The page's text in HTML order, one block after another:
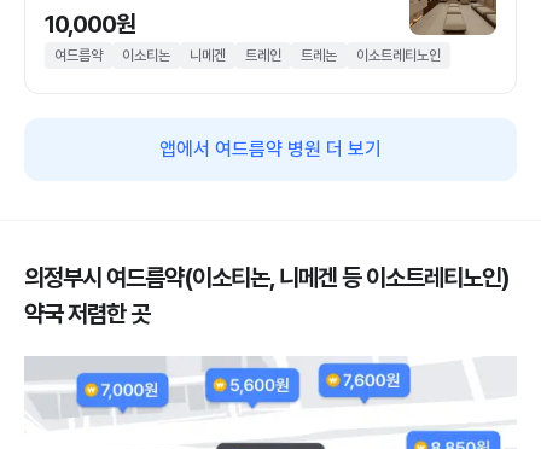
10,000원
여드름약 이소티논 니메겐 트레인 트레논 이소트레티노인
앱에서 여드름약 병원 더 보기
의정부시 여드름약(이소티논, 니메겐 등 이소트레티노인)
약국 저렴한 곳